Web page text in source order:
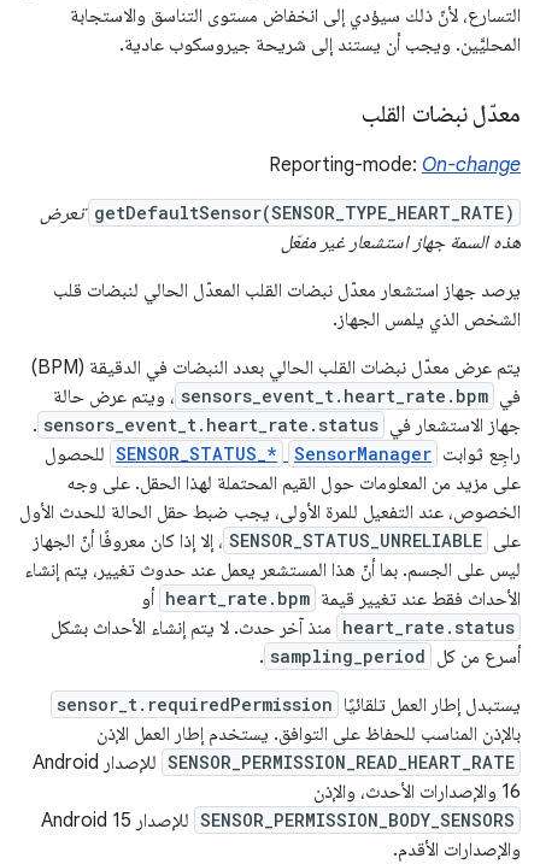
التسارع، لأنّ ذلك سيؤدي إلى انخفاض مستوى التناسق والاستجابة
المحليَّين. ويجب أن يستند إلى شريحة جيروسكوب عادية.
معدّل نبضات القلب
Reporting-mode: On-change
getDefaultSensor(SENSOR_TYPE_HEART_RATE) تعرض
هذه السمة جهاز استشعار غير مفعّل
يرصد جهاز استشعار معدّل نبضات القلب المعدّل الحالي لنبضات قلب
الشخص الذي يلمس الجهاز.
يتم عرض معدّل نبضات القلب الحالي بعدد النبضات في الدقيقة (BPM)
في sensors_event_t.heart_rate.bpm ، ويتم عرض حالة
جهاز الاستشعار في sensors_event_t.heart_rate.status
.
راجِع ثوابت SensorManager
SENSOR_STATUS_* للحصول
على مزيد من المعلومات حول القيم المحتملة لهذا الحقل. على وجه
الخصوص، عند التفعيل للمرة الأولى، يجب ضبط حقل الحالة للحدث الأول
على SENSOR_STATUS_UNRELIABLE ، إلا إذا كان معروفًا أنّ الجهاز
ليس على الجسم. بما أنّ هذا المستشعر يعمل عند حدوث تغيير، يتم إنشاء
الأحداث فقط عند تغيير قيمة heart_rate.bpm أو
heart_rate.status منذ آخر حدث. لا يتم إنشاء الأحداث بشكل
أسرع من كل sampling_period
.
يستبدل إطار العمل تلقائيًا sensor_t.requiredPermission
بالإذن المناسب للحفاظ على التوافق. يستخدم إطار العمل الإذن
SENSOR_PERMISSION_READ_HEART_RATE
للإصدار Android
16 والإصدارات الأحدث، والإذن
SENSOR_PERMISSION_BODY_SENSORS
للإصدار Android 15
والإصدارات الأقدم.